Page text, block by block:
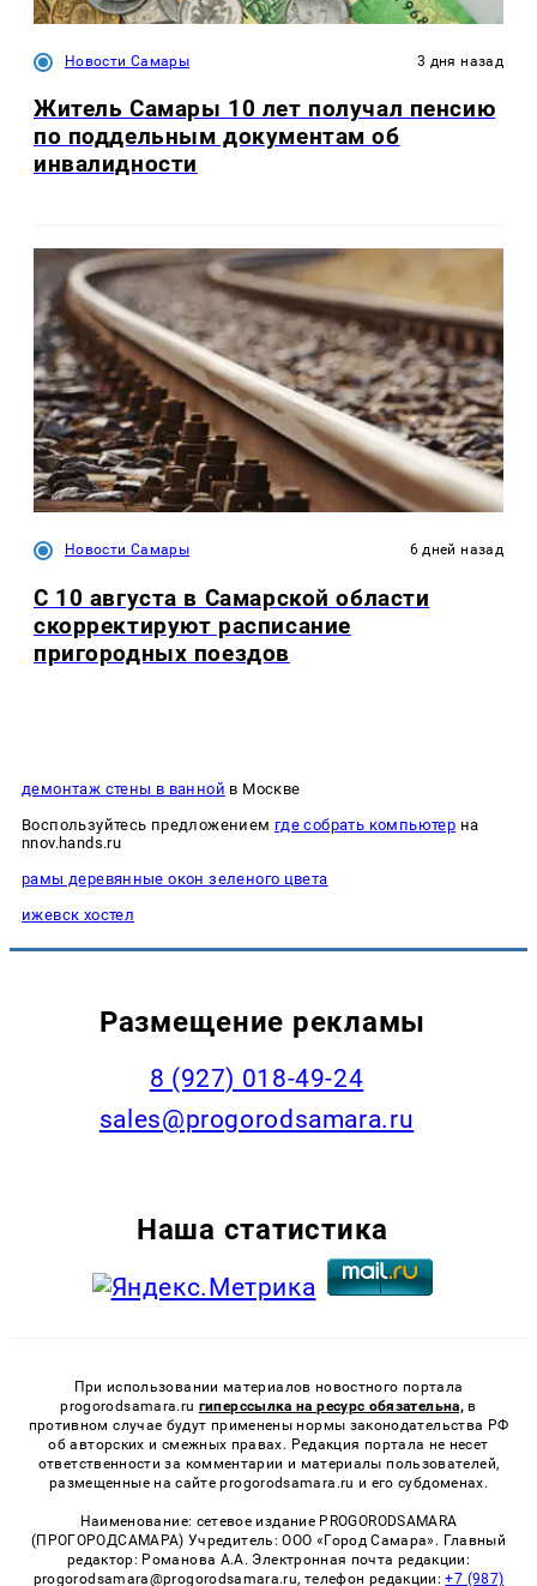
Новости Самары 3 дня назад
Житель Самары 10 лет получал пенсию
по поддельным документам об
инвалидности
Новости Самары 6 дней назад
С 10 августа в Самарской области
скорректируют расписание
пригородных поездов
демонтаж стены в ванной в Москве
Воспользуйтесь предложением где собрать компьютер на
nnov.hands.ru
рамы деревянные окон зеленого цвета
ижевск хостел
Размещение рекламы
8 (927) 018-49-24
sales@progorodsamara.ru
Наша статистика
При использовании материалов новостного портала
progorodsamara.ru гиперссылка на ресурс обязательна, в
противном случае будут применены нормы законодательства РФ
об авторских и смежных правах. Редакция портала не несет
ответственности за комментарии и материалы пользователей,
размещенные на сайте progorodsamara.ru и его субдоменах.
Наименование: сетевое издание PROGORODSAMARA
(ПРОГОРОДСАМАРА) Учредитель: ООО «Город Самара». Главный
редактор: Романова А.А. Электронная почта редакции:
progorodsamara@progorodsamara.ru, телефон редакции:+7 (987)